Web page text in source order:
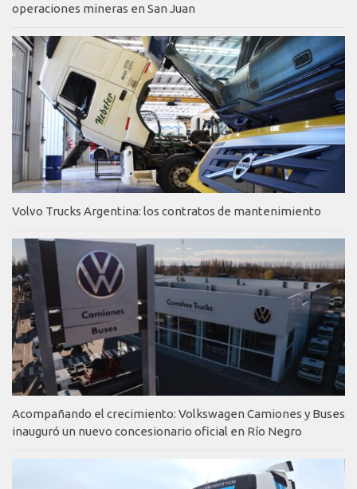
operaciones mineras en San Juan
Volvo Trucks Argentina: los contratos de mantenimiento
Acompañando el crecimiento: Volkswagen Camiones y Buses
inauguró un nuevo concesionario oficial en Río Negro